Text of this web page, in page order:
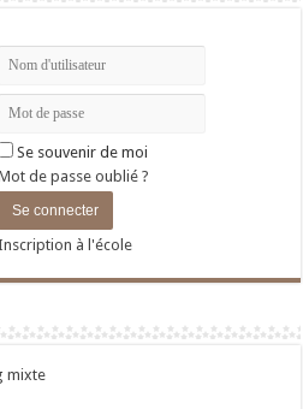
Se souvenir de moi
de passe oublié ?
à l'école
mixte